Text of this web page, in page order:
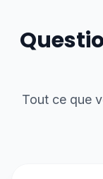
Tout ce que